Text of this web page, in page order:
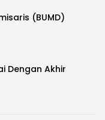
(BUMD)
Dengan Akhir